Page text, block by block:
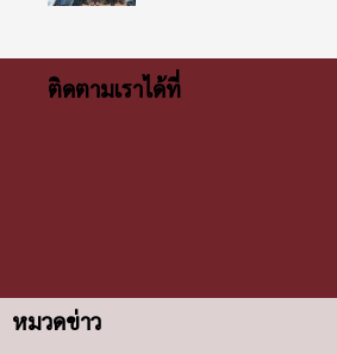
ติดตามเราได้ที่
หมวดข่าว